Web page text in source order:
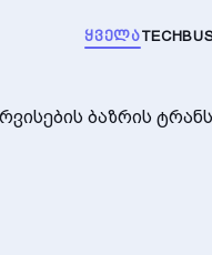
ᲧᲕᲔᲚᲐTECH